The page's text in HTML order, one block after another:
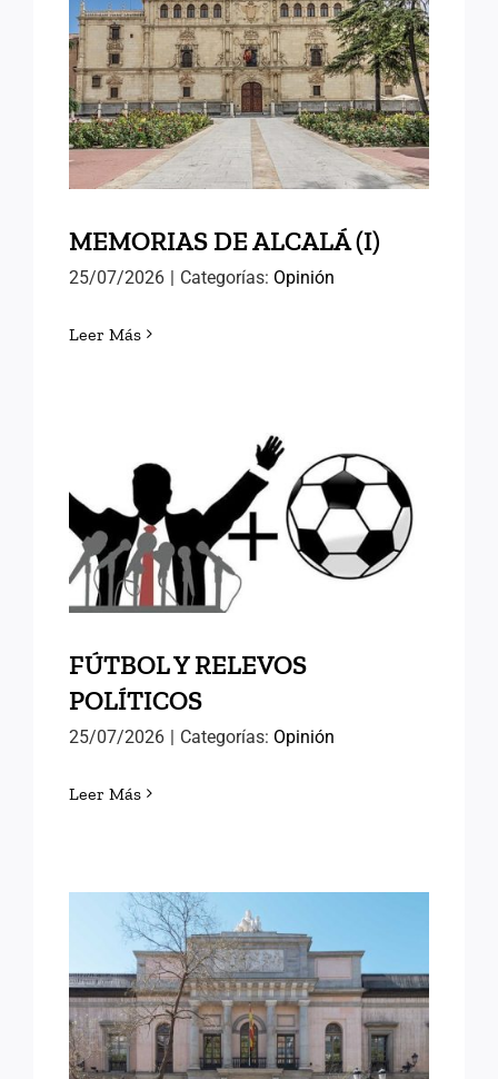
MEMORIAS DE ALCALÁ (I)
MEMORIAS DE ALCALÁ (I)
25/07/2026 | Categorías: Opinión
Leer Más
FÚTBOL Y RELEVOS
POLÍTICOS
FÚTBOL Y RELEVOS
POLÍTICOS
25/07/2026 | Categorías: Opinión
Leer Más
LORENA GONZÁLEZ
OLIVARES, NUEVA